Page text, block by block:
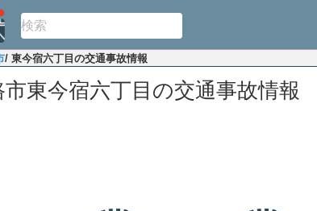
/ 東今宿六丁目の交通事故情報
東今宿六丁目の交通事故情報